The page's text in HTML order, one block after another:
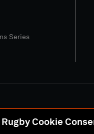
Series
Cookie